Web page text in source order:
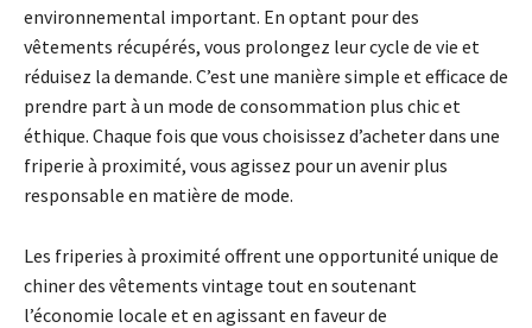
environnemental important. En optant pour des
vêtements récupérés, vous prolongez leur cycle de vie et
réduisez la demande. C’est une manière simple et efficace de
prendre part à un mode de consommation plus chic et
éthique. Chaque fois que vous choisissez d’acheter dans une
friperie à proximité, vous agissez pour un avenir plus
responsable en matière de mode.
Les friperies à proximité offrent une opportunité unique de
chiner des vêtements vintage tout en soutenant
l’économie locale et en agissant en faveur de